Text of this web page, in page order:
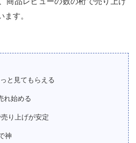
ます。
と見てもらえる
れ始める
り上げが安定
神